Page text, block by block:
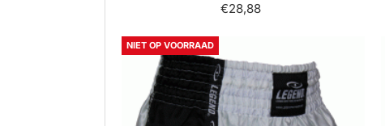
€28,88
NIET OP VOORRAAD